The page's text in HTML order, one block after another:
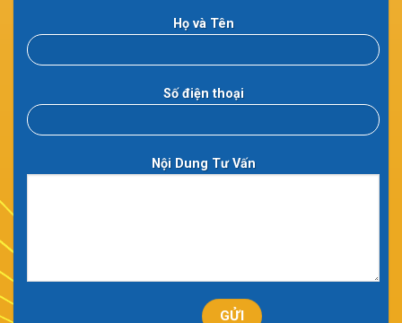
Họ và Tên
Số điện thoại
Nội Dung Tư Vấn